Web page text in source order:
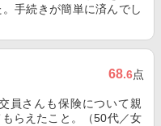
手続きが簡単に済んでし
68.6点
員さんも保険について親
らえたこと。（50代／女